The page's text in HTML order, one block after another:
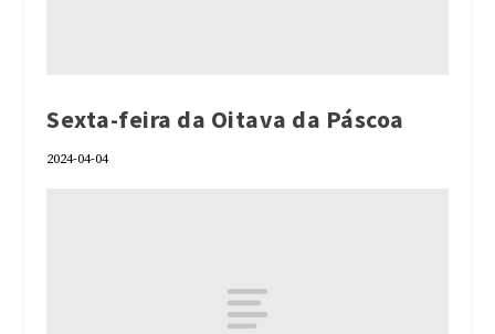
Sexta-feira da Oitava da Páscoa
2024-04-04